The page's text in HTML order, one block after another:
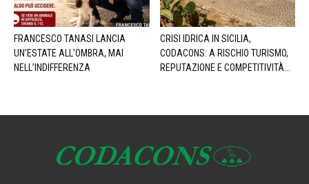
FRANCESCO TANASI LANCIA
UN’ESTATE ALL’OMBRA, MAI
NELL’INDIFFERENZA
CRISI IDRICA IN SICILIA,
CODACONS: A RISCHIO TURISMO,
REPUTAZIONE E COMPETITIVITÀ...